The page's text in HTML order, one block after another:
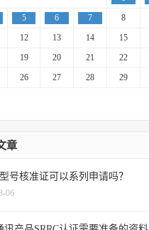
5 6 7 8
12 13 14 15
19 20 21 22
26 27 28 29
章
号核准证可以系列申请吗？
06